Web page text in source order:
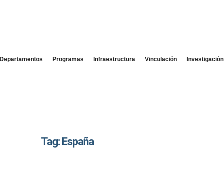
Departamentos Programas Infraestructura Vinculación Investigación
Tag: España